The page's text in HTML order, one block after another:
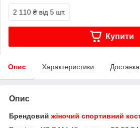
2 110 ₴ від 5 шт.
Купити
Опис Характеристики Доставка
Опис
Брендовий жіночий спортивний